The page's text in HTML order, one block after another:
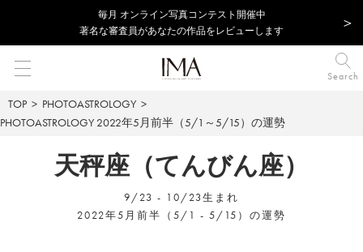
毎⽉ オンライン写真コンテスト開催中
著名な審査員があなたの作品をレビューします
Search
TOP
PHOTOASTROLOGY
PHOTOASTROLOGY 2022年5月前半（5/1～5/15）の運勢
天秤座（てんびん座）
9/23 - 10/23生まれ
2022年5月前半（5/1 - 5/15）の運勢